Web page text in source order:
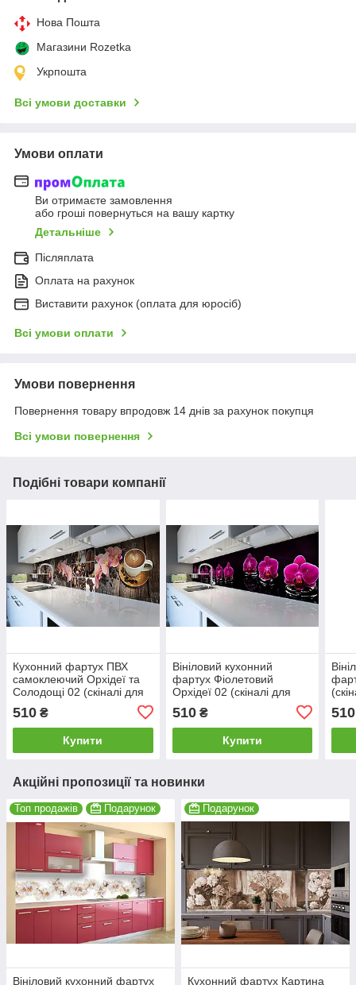
Нова Пошта
Магазини Rozetka
Укрпошта
Всі умови доставки
Умови оплати
Ви отримаєте замовлення
або гроші повернуться на вашу картку
Детальніше
Післяплата
Оплата на рахунок
Виставити рахунок (оплата для юросіб)
Всі умови оплати
Умови повернення
Повернення товару впродовж 14 днів за рахунок покупця
Всі умови повернення
Подібні товари компанії
Кухонний фартух ПВХ
самоклеючий Орхідеї та
Солодощі 02 (скіналі для
кухні наклейка ПВХ) дошки
кави 600*2000мм
510 ₴
Купити
Вініловий кухонний
фартух Фіолетовий
Орхідеї 02 (скіналі для
кухні наклейка ПВХ) квіти
Чорний 600*2000 мм
510₴
Купити
510
Акційні пропозиції та новинки
Топ продажів Подарунок
Вініловий кухонний фартух
Подарунок
Кухонний фартух Картина